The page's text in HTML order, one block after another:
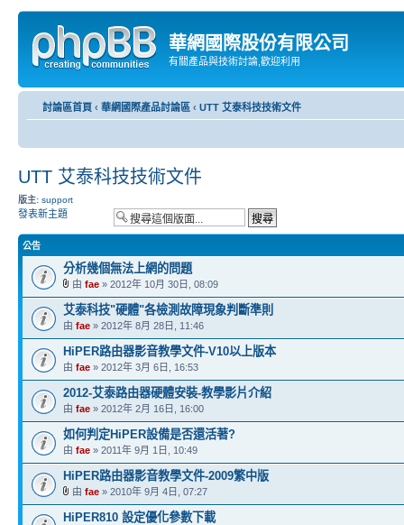
華網國際股份有限公司
有關產品與技術討論,歡迎利用
討論區首頁 ‹ 華網國際產品討論區 ‹ UTT 艾泰科技技術文件
UTT 艾泰科技技術文件
版主: support
發表新主題
公告
分析幾個無法上網的問題
由 fae » 2012年 10月 30日, 08:09
艾泰科技"硬體"各檢測故障現象判斷準則
由 fae » 2012年 8月 28日, 11:46
HiPER路由器影音教學文件-V10以上版本
由 fae » 2012年 3月 6日, 16:53
2012-艾泰路由器硬體安裝-教學影片介紹
由 fae » 2012年 2月 16日, 16:00
如何判定HiPER設備是否還活著?
由 fae » 2011年 9月 1日, 10:49
HiPER路由器影音教學文件-2009繁中版
由 fae » 2010年 9月 4日, 07:27
HiPER810 設定優化參數下載